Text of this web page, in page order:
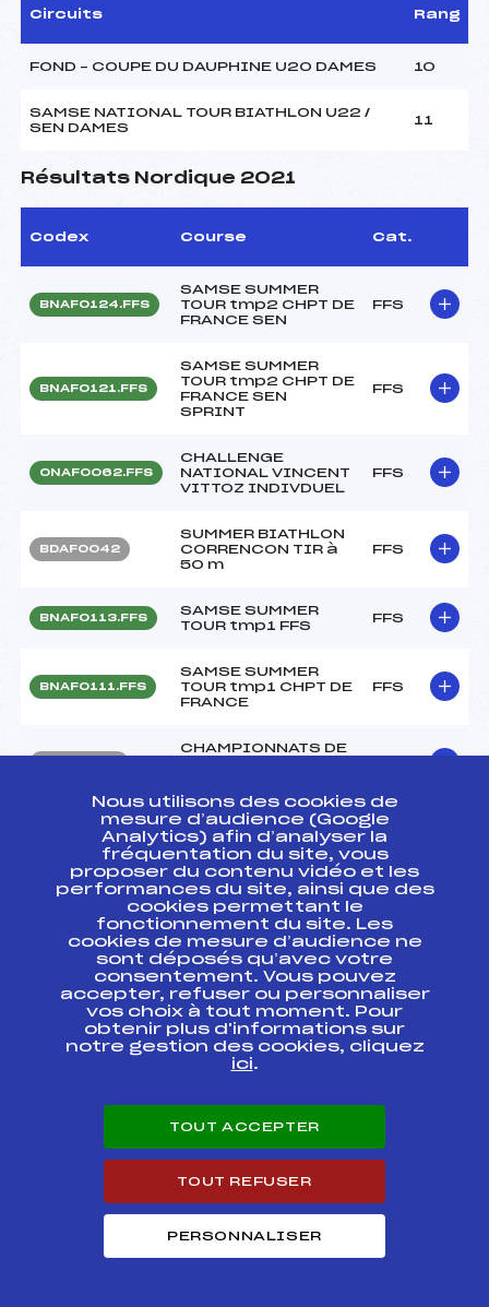
Circuits Rang
FOND – COUPE DU DAUPHINE U20 DAMES 10
SAMSE NATIONAL TOUR BIATHLON U22 /
SEN DAMES
11
Résultats Nordique 2021
Codex Course Cat.
BNAF0124.FFS
SAMSE SUMMER
TOUR tmp2 CHPT DE
FRANCE SEN
FFS
BNAF0121.FFS
SAMSE SUMMER
TOUR tmp2 CHPT DE
FRANCE SEN
SPRINT
FFS
ONAF0062.FFS
CHALLENGE
NATIONAL VINCENT
VITTOZ INDIVDUEL
FFS
BDAF0042
SUMMER BIATHLON
CORRENCON TIR à
50 m
FFS
BNAF0113.FFS
SAMSE SUMMER
TOUR tmp1 FFS
FFS
BNAF0111.FFS
SAMSE SUMMER
TOUR tmp1 CHPT DE
FRANCE
FFS
CHAMPIONNATS DE
Résultats Nordique 2020
Codex Course Cat.
BNAF0137.FFS
SAMSE SUMMER
TOUR
FFS
BNAF0133.FFS
SAMSE SUMMER
TOUR
FFS
SAMSE NATIONAL
SAMSE NATIONAL
BNAF0063.FFS
SAMSE NATIONAL
SENIOR
FFS
SAMSE NATIONAL
Nous utilisons des cookies de
mesure d’audience (Google
Analytics) afin d’analyser la
fréquentation du site, vous
proposer du contenu vidéo et les
performances du site, ainsi que des
cookies permettant le
fonctionnement du site. Les
cookies de mesure d’audience ne
sont déposés qu’avec votre
consentement. Vous pouvez
accepter, refuser ou personnaliser
vos choix à tout moment. Pour
obtenir plus d'informations sur
notre gestion des cookies, cliquez
ici.
TOUT ACCEPTER
TOUT REFUSER
PERSONNALISER